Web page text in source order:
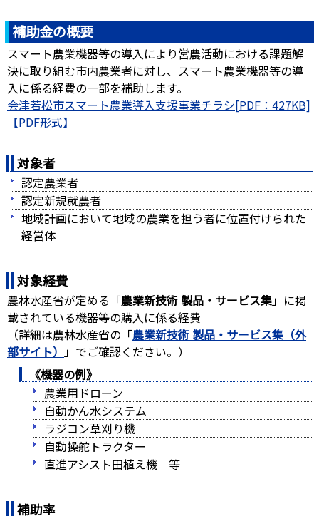
補助金の概要
スマート農業機器等の導入により営農活動における課題解
決に取り組む市内農業者に対し、スマート農業機器等の導
入に係る経費の一部を補助します。
会津若松市スマート農業導入支援事業チラシ[PDF：427KB]
対象者
認定農業者
認定新規就農者
地域計画において地域の農業を担う者に位置付けられた
経営体
対象経費
農林水産省が定める「農業新技術 製品・サービス集」に掲
載されている機器等の購入に係る経費
（詳細は農林水産省の「農業新技術 製品・サービス集（外
部サイト） 」でご確認ください。）
《機器の例》
農業用ドローン
自動かん水システム
ラジコン草刈り機
自動操舵トラクター
直進アシスト田植え機 等
補助率